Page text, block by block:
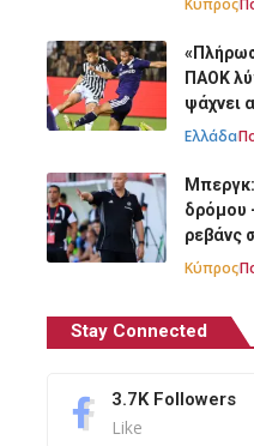
Κύπρος
ΠΑΟΚ
ψάχνει
Ελλάδα
δρόμου
ρεβάνς
Κύπρος
Stay Connected
3.7K Followers
Like